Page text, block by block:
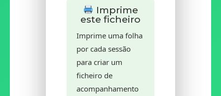
Imprime
este ficheiro
Imprime uma folha
por cada sessão
para criar um
ficheiro de
acompanhamento